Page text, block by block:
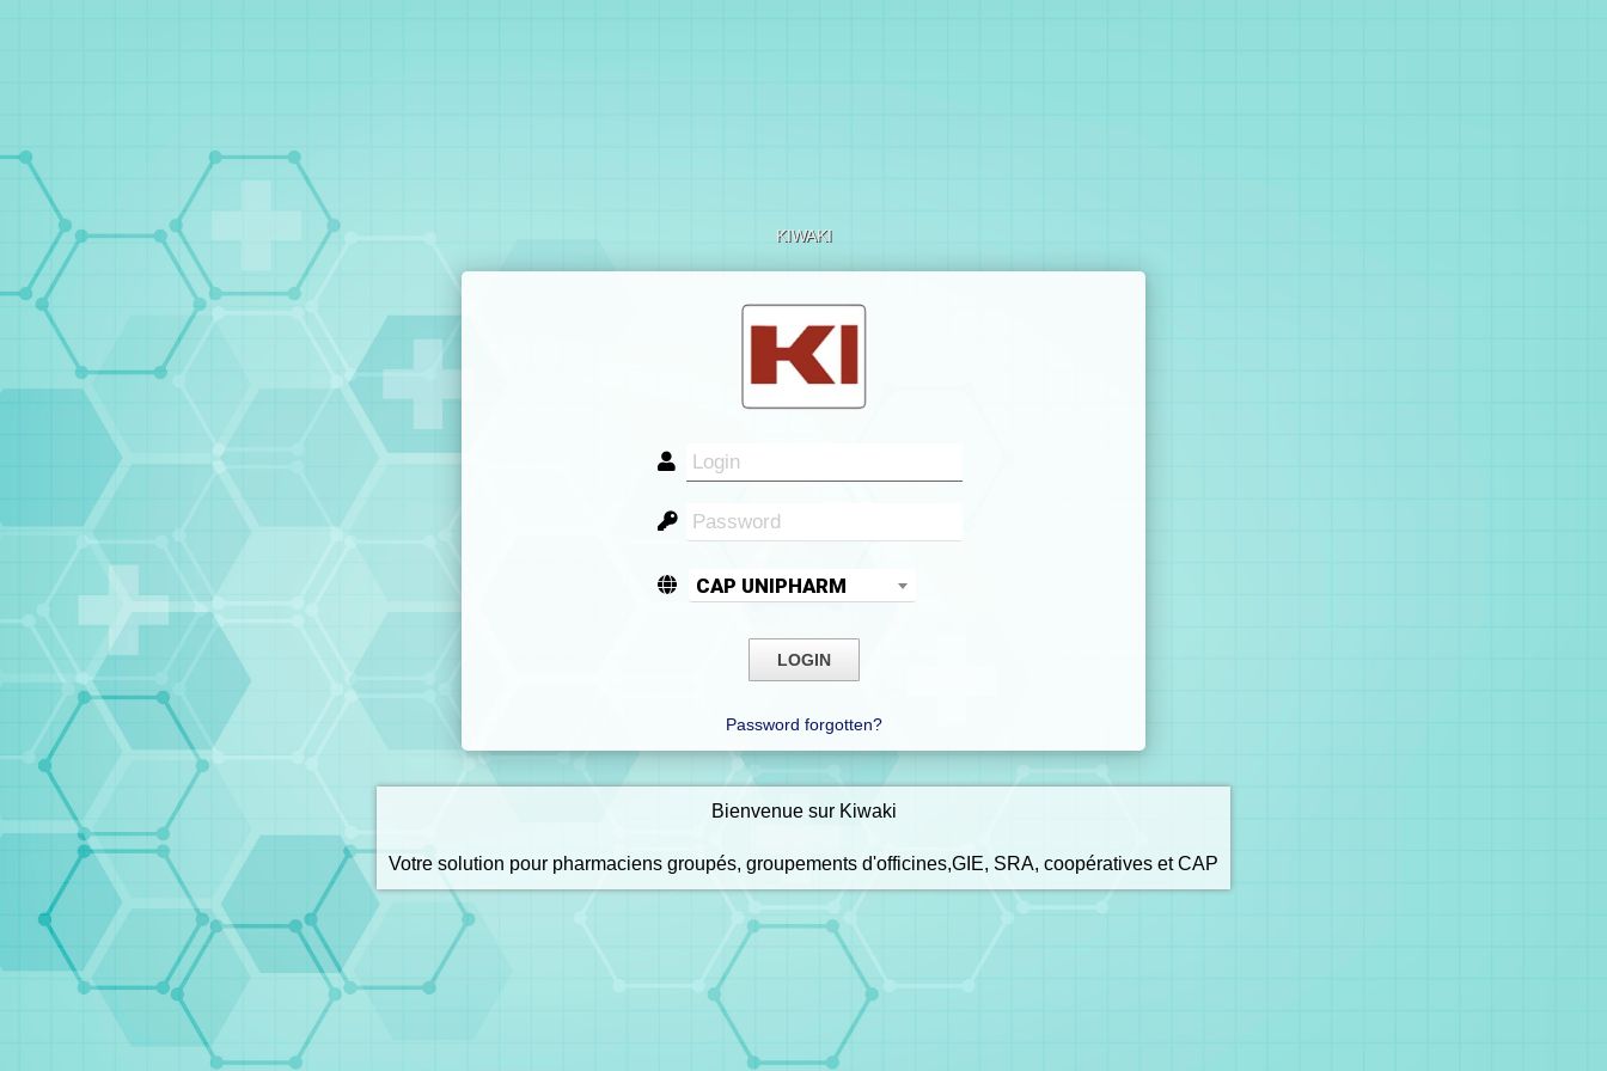
KIWAKI
CAP UNIPHARM
Password forgotten?
Bienvenue sur Kiwaki
Votre solution pour pharmaciens groupés, groupements d'officines,GIE, SRA, coopératives et CAP